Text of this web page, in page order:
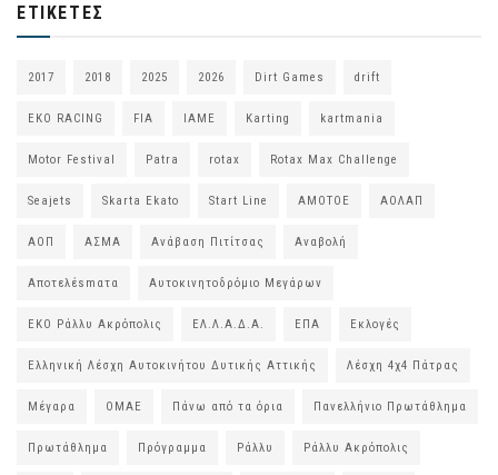
ΕΤΙΚΈΤΕΣ
2017 2018 2025 2026 Dirt Games drift
EKO RACING FIA IAME Karting kartmania
Motor Festival Patra rotax Rotax Max Challenge
Seajets Skarta Ekato Start Line ΑΜΟΤΟΕ ΑΟΛΑΠ
ΑΟΠ ΑΣΜΑ Ανάβαση Πιτίτσας Αναβολή
Αποτελέsmατα Αυτοκινητοδρόμιο Μεγάρων
ΕΚΟ Ράλλυ Ακρόπολις ΕΛ.Λ.Α.Δ.Α. ΕΠΑ Εκλογές
Ελληνική Λέσχη Αυτοκινήτου Δυτικής Αττικής Λέσχη 4χ4 Πάτρας
Μέγαρα ΟΜΑΕ Πάνω από τα όρια Πανελλήνιο Πρωτάθλημα
Πρωτάθλημα Πρόγραμμα Ράλλυ Ράλλυ Ακρόπολις